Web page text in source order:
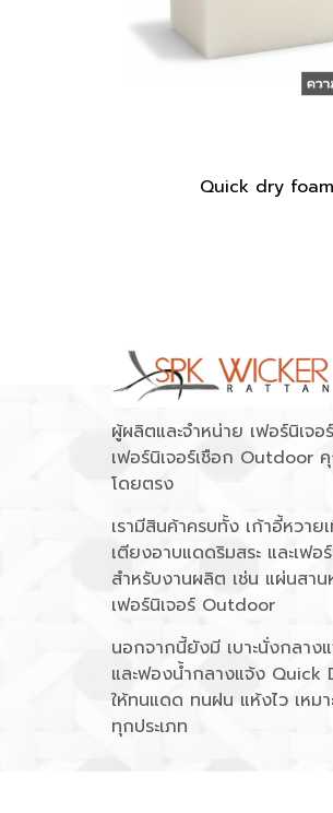
Quick dry foam
ผู้ผลิตและจำหน่าย เฟอร์นิเจอ
เฟอร์นิเจอร์เชือก Outdoor
โดยตรง
เรามีสินค้าครบทั้ง เก้าอี้หวา
เตียงอาบแดดริมสระ และเฟ
สำหรับงานผลิต เช่น แผ่นสา
เฟอร์นิเจอร์ Outdoor
นอกจากนี้ยังมี เบาะนั่งกลาง
และฟองน้ำกลางแจ้ง Quick
ให้ทนแดด ทนฝน แห้งไว เหม
ทุกประเภท